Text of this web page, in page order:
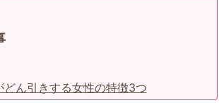
ん引きする女性の特徴3つ